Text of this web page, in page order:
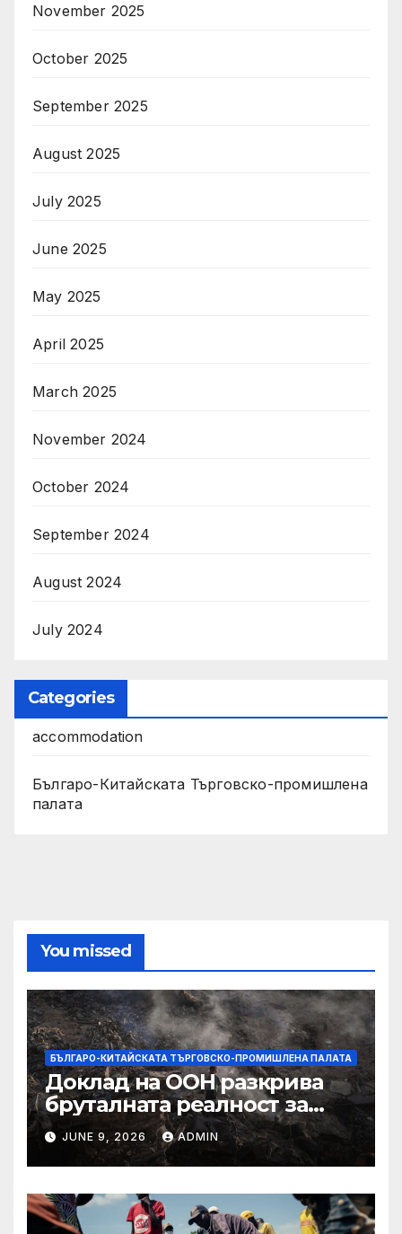
November 2025
October 2025
September 2025
August 2025
July 2025
June 2025
May 2025
April 2025
March 2025
November 2024
October 2024
September 2024
August 2024
July 2024
Categories
accommodation
Българо-Китайската Търговско-промишлена
палата
You missed
БЪЛГАРО-КИТАЙСКАТА ТЪРГОВСКО-ПРОМИШЛЕНА ПАЛАТА
Доклад на ООН разкрива
бруталната реалност за
палестинците в Газа,
Западния бряг
JUNE 9, 2026 ADMIN